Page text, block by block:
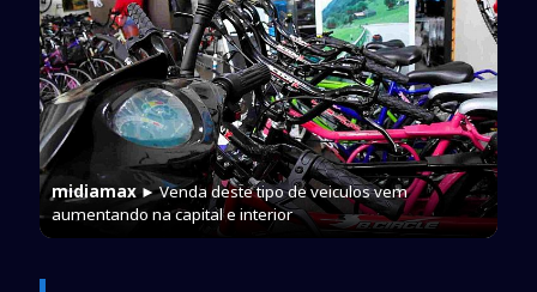
midiamax► Venda deste tipo de veiculos vem
aumentando na capital e interior